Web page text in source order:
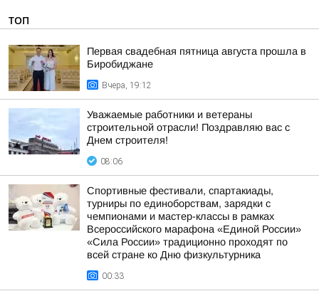
ТОП
Первая свадебная пятница августа прошла в
Биробиджане
Вчера, 19:12
Уважаемые работники и ветераны
строительной отрасли! Поздравляю вас с
Днем строителя!
08:06
Спортивные фестивали, спартакиады,
турниры по единоборствам, зарядки с
чемпионами и мастер-классы в рамках
Всероссийского марафона «Единой России»
«Сила России» традиционно проходят по
всей стране ко Дню физкультурника
00:33